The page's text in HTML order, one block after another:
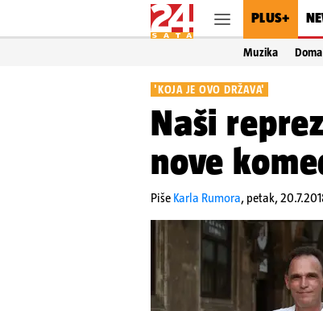
PLUS+
Muzika
'KOJA JE OVO DRŽAVA'
Naši
nove
Piše Karla Rumora, petak,